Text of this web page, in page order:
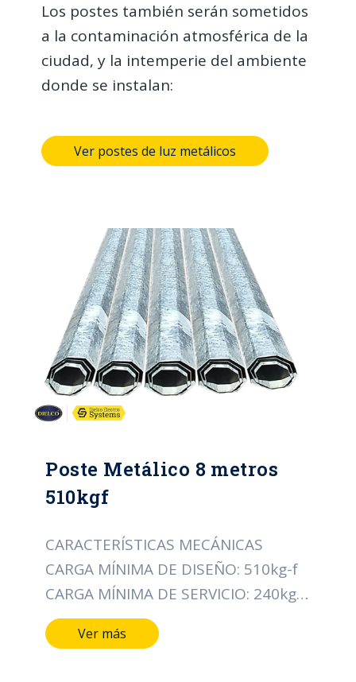
Los postes también serán sometidos
a la contaminación atmosférica de la
ciudad, y la intemperie del ambiente
donde se instalan:
Ver postes de luz metálicos
Poste Metálico 8 metros
510kgf
CARACTERÍSTICAS MECÁNICAS
CARGA MÍNIMA DE DISEÑO: 510kg-f
CARGA MÍNIMA DE SERVICIO: 240kg-f
% DE DEFLEXIÓN MÁX. PARA CARGA
DE SERVICIO: 5.0% CARACTERÍSTICAS
Ver más